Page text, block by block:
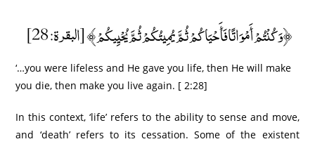
﴿وَكُنْتُمْ أَمْوَاتًا فَأَحْيَاكُمْ ثُمَّ يُمِيتُكُمْ ثُمَّ يُحْيِيكُمْ﴾ [البقرة: 28]
‘…you were lifeless and He gave you life, then He will make
you die, then make you live again. [ 2:28]
In this context, ‘life’ refers to the ability to sense and move,
and ‘death’ refers to its cessation. Some of the existent